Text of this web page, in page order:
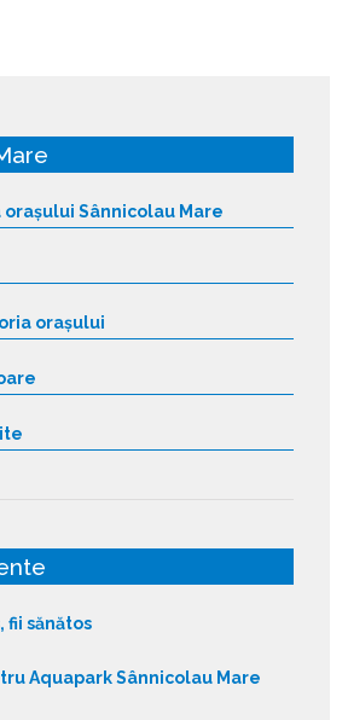
Sânnicolau Mare
orașului
fii sănătos
Aquapark Sânnicolau Mare